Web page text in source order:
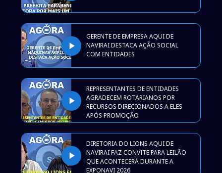
play_arrow
GERENTE DE EMPRESA AQUI DE
NAVIRAI DESTACA AÇÃO SOCIAL
COM ENTIDADES
play_arrow
REPRESENTANTES DE ENTIDADES
AGRADECEM ROTARIANOS POR
RECURSOS DIRECIONADOS A ELES
APÓS PROMOÇÃO
play_arrow
DIRETORIA DO LIONS AQUI DE
NAVIRAI FAZ CONVITE PARA LEILÃO
QUE ACONTECERÁ DURANTE A
EXPONAVI 2026